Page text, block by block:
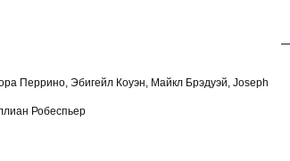
Перрино, Эбигейл Коуэн, Майкл Брэдуэй, Joseph
Робеспьер